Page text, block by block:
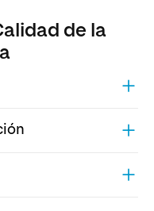
de la